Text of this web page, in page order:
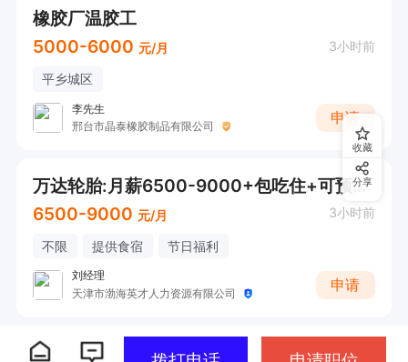
橡胶厂温胶工
5000-6000 元/月 3小时前
平乡城区
李先生
邢台市晶泰橡胶制品有限公司
申请
万达轮胎:月薪6500-9000+包吃住+可预支工资
6500-9000 元/月 3小时前
不限 提供食宿 节日福利
刘经理
天津市渤海英才人力资源有限公司
申请
收藏
分享